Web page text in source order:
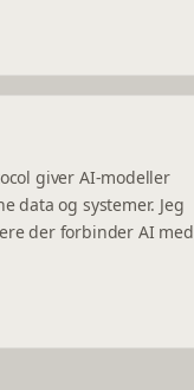
giver AI-modeller
data og systemer. Jeg
der forbinder AI med